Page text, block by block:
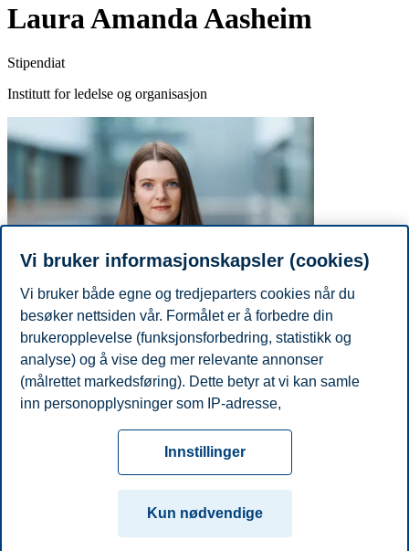
Laura Amanda Aasheim
Stipendiat
Institutt for ledelse og organisasjon
E-post laura.a.aasheim@bi.no
Akademisk grad
År
Akademisk institusjon Grad
Tilgjengelighetserklæring
Kontakt oss
TrondheimStavanger
Vi bruker informasjonskapsler (cookies)
Vi bruker både egne og tredjeparters cookies når du
besøker nettsiden vår. Formålet er å forbedre din
brukeropplevelse (funksjonsforbedring, statistikk og
analyse) og å vise deg mer relevante annonser
(målrettet markedsføring). Dette betyr at vi kan samle
inn personopplysninger som IP-adresse,
cookies som er nødvendige for at nettsiden skal
fungere, kan du enten godta alle eller tilpasse ditt
samtykke ved å endre innstillinger.
Les mer om våre informasjonskapsler, hvilke
Innstillinger
Kun nødvendige